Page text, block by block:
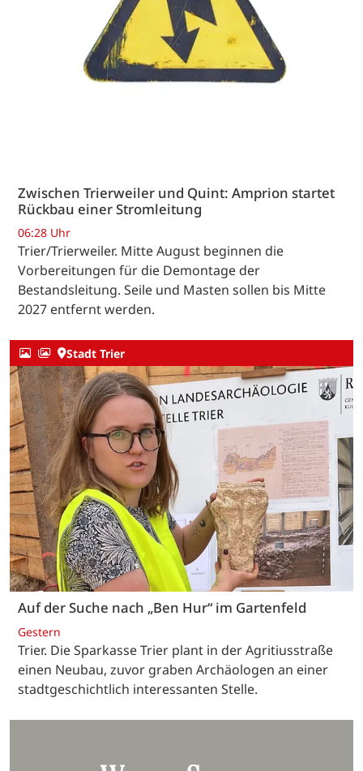
Zwischen Trierweiler und Quint: Amprion startet
Rückbau einer Stromleitung
06:28 Uhr
Trier/Trierweiler. Mitte August beginnen die
Vorbereitungen für die Demontage der
Bestandsleitung. Seile und Masten sollen bis Mitte
2027 entfernt werden.
Stadt Trier
Auf der Suche nach „Ben Hur“ im Gartenfeld
Gestern
Trier. Die Sparkasse Trier plant in der Agritiusstraße
einen Neubau, zuvor graben Archäologen an einer
stadtgeschichtlich interessanten Stelle.